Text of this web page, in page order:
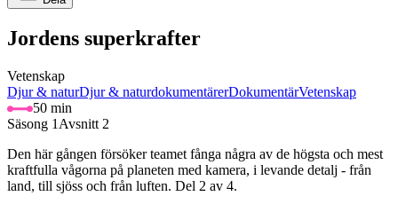
Jordens superkrafter
Vetenskap
Djur & naturDjur & naturdokumentärerDokumentärVetenskap
50 min
Säsong 1 Avsnitt 2
Den här gången försöker teamet fånga några av de högsta och mest
kraftfulla vågorna på planeten med kamera, i levande detalj - från
land, till sjöss och från luften. Del 2 av 4.